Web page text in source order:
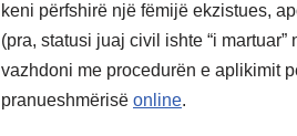
keni përfshirë një fëmijë ekzistues,
(pra, statusi juaj civil ishte “i
vazhdoni me procedurën e aplikimit
pranueshmërisë online.